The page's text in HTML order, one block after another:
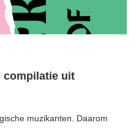
compilatie uit
muzikanten. Daarom